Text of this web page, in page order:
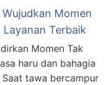
Momen
Terbaik
Momen Tak
haru dan bahagia
tawa bercampur